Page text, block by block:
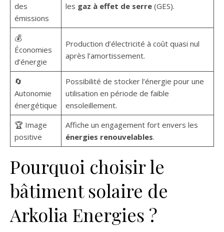
des
émissions
les gaz à effet de serre(GES).
💰
Économies
d’énergie
Production d’électricité à coût quasi nul
après l’amortissement.
🔄
Autonomie
énergétique
Possibilité de stocker l’énergie pour une
utilisation en période de faible
ensoleillement.
🏆 Image
positive
Affiche un engagement fort envers les
énergies renouvelables.
Pourquoi choisir le
bâtiment solaire de
Arkolia Energies ?